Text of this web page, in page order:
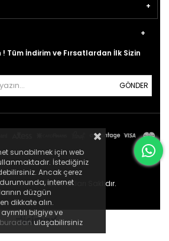
Tüm İndirim ve Fırsatlardan İlk Sizin
GÖNDER
- Tüm Hakları Saklıdır.
sunabilmek için web
İstediğiniz
Ancak çerez
internet
düzgün
dikkate alın.
bilgiye ve
buradan ulaşabilirsiniz